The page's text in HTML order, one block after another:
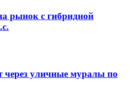
рынок с гибридной
через уличные муралы по